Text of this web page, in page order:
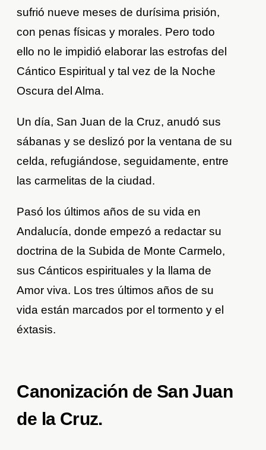
sufrió nueve meses de durísima prisión,
con penas físicas y morales. Pero todo
ello no le impidió elaborar las estrofas del
Cántico Espiritual y tal vez de la Noche
Oscura del Alma.
Un día, San Juan de la Cruz, anudó sus
sábanas y se deslizó por la ventana de su
celda, refugiándose, seguidamente, entre
las carmelitas de la ciudad.
Pasó los últimos años de su vida en
Andalucía, donde empezó a redactar su
doctrina de la Subida de Monte Carmelo,
sus Cánticos espirituales y la llama de
Amor viva. Los tres últimos años de su
vida están marcados por el tormento y el
éxtasis.
Canonización de San Juan
de la Cruz.